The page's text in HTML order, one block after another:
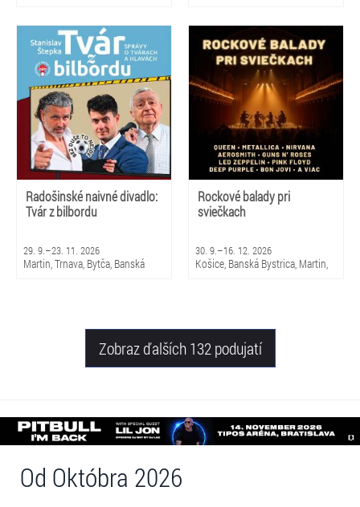
Dubnica, Partizánske, Topoľčany,
Bratislava
Čadca, Bratislava 5 - Petržalka,
Stropkov, Prievidza
Radošinské naivné divadlo:
Tvár z bilbordu
29. 9.–23. 11. 2026
Martin, Trnava, Bytča, Banská
Rockové balady pri
sviečkach
30. 9.–16. 12. 2026
Košice, Banská Bystrica, Martin,
Žilina
Zobraz ďalších 132 podujatí
Od Októbra 2026